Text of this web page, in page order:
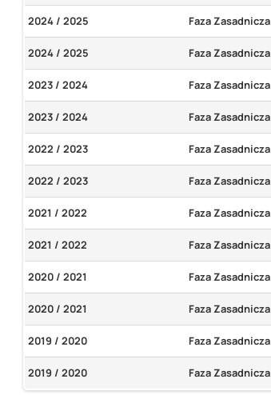
2024 / 2025 Faza Zasadnicza
2024 / 2025 Faza Zasadnicza
2023 / 2024 Faza Zasadnicza
2023 / 2024 Faza Zasadnicza
2022 / 2023 Faza Zasadnicza
2022 / 2023 Faza Zasadnicza
2021 / 2022 Faza Zasadnicza
2021 / 2022 Faza Zasadnicza
2020 / 2021 Faza Zasadnicza
2020 / 2021 Faza Zasadnicza
2019 / 2020 Faza Zasadnicza
2019 / 2020 Faza Zasadnicza